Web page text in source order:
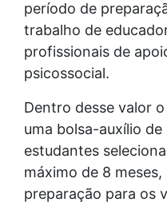
período de
trabalho de
profissionais de
psicossocial.
Dentro desse valor
uma bolsa-auxílio
estudantes
máximo de 8
preparação para os